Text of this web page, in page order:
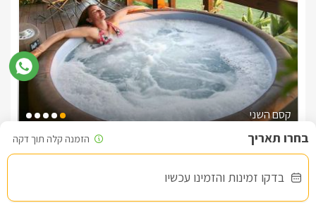
בדקו זמינות והזמינו עכשיו
קסם השני
/5
צימרים בצפון, רמות